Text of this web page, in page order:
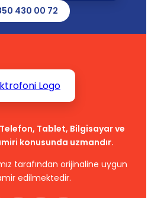
430 00 72
Telefon, Tablet, Bilgisayar ve
konusunda uzmandır.
tarafından orijinaline uygun
edilmektedir.